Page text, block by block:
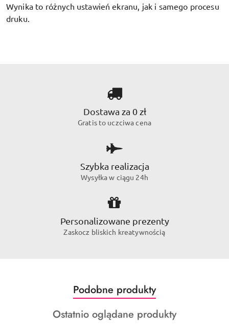
Wynika to różnych ustawień ekranu, jak i samego procesu
druku.
Dostawa za 0 zł
Gratis to uczciwa cena
Szybka realizacja
Wysyłka w ciągu 24h
Personalizowane prezenty
Zaskocz bliskich kreatywnością
Pomiń karuzelę produktów
Produkty
o
statusie:
Podobne produkty
Produkty
Ostatnio oglądane produkty